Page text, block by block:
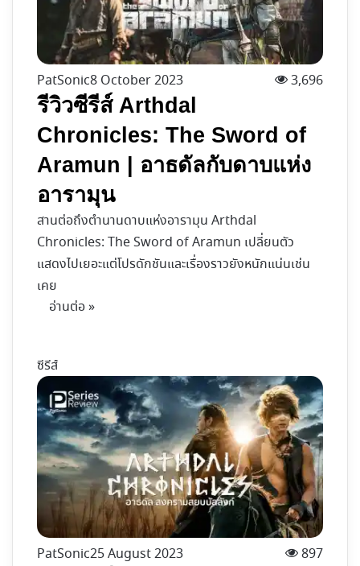
PatSonic8 October 2023 3,696
รีวิวซีรีส์ Arthdal
Chronicles: The Sword of
Aramun | อาธดัลกับดาบแห่ง
อารามุน
สานต่อถึงตำนานดาบแห่งอารามุน Arthdal
Chronicles: The Sword of Aramun เปลี่ยนตัว
แสดงไปเยอะแต่โปรดักชันและเรื่องราวยังหนักแน่นเช่น
เคย
อ่านต่อ »
ซีรีส์
PatSonic25 August 2023 897